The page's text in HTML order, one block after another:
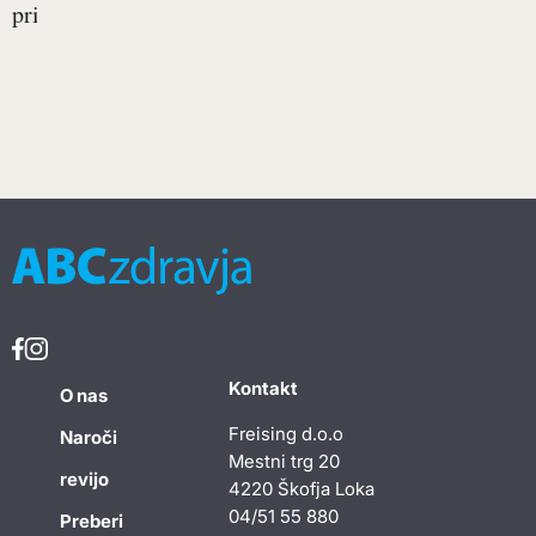
prikrade...
O nas
Naroči
revijo
Preberi
Kontakt
Freising d.o.o
Mestni trg 20
4220 Škofja Loka
04/51 55 880